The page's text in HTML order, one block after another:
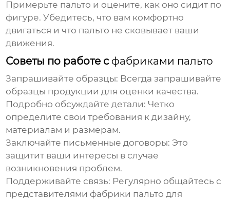
Примерьте пальто и оцените, как оно сидит по
фигуре. Убедитесь, что вам комфортно
двигаться и что пальто не сковывает ваши
движения.
Советы по работе с фабриками пальто
Запрашивайте образцы: Всегда запрашивайте
образцы продукции для оценки качества.
Подробно обсуждайте детали: Четко
определите свои требования к дизайну,
материалам и размерам.
Заключайте письменные договоры: Это
защитит ваши интересы в случае
возникновения проблем.
Поддерживайте связь: Регулярно общайтесь с
представителями фабрики пальто для